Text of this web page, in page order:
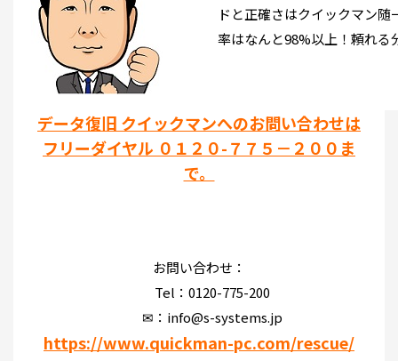
ドと正確さはクイックマン
率はなんと98%以上！頼れる
データ復旧 クイックマンへのお問い合わせは
フリーダイヤル ０１２０-７７５－２００ま
で。
お問い合わせ：
Tel：0120-775-200
✉：info@s-systems.jp
https://www.quickman-pc.com/rescue/